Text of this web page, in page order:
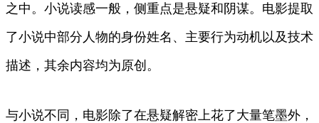
之中。小说读感一般，侧重点是悬疑和阴谋。电影提取
了小说中部分人物的身份姓名、主要行为动机以及技术
描述，其余内容均为原创。
与小说不同，电影除了在悬疑解密上花了大量笔墨外，